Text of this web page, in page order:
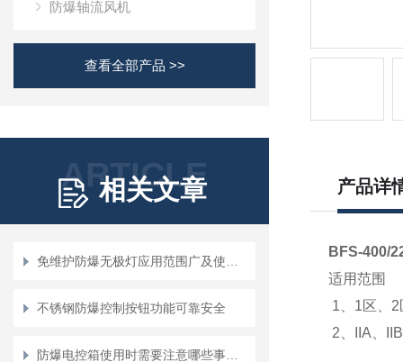
防爆轴流风机
查看全部产品 >>
ARTICLE
相关文章
不锈钢防爆控制按钮功能可靠安全
产品详
BFS-400/
适用范围
1、1区、
2、IIA、